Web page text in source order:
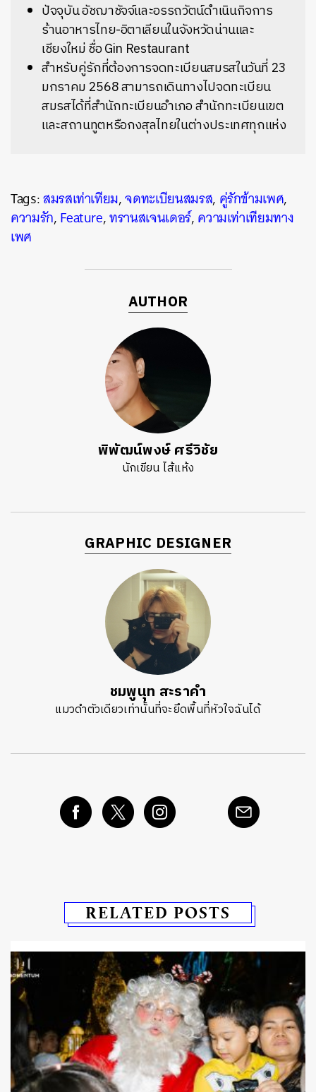
ปัจจุบัน อัชฌาชัจจ์และอรรถวัตน์ดำเนินกิจการ
ร้านอาหารไทย-อิตาเลียนในจังหวัดน่านและ
เชียงใหม่ ชื่อGin Restaurant
สำหรับคู่รักที่ต้องการจดทะเบียนสมรสในวันที่ 23
มกราคม 2568 สามารถเดินทางไปจดทะเบียน
สมรสได้ที่สำนักทะเบียนอำเภอ สำนักทะเบียนเขต
และสถานทูตหรือกงสุลไทยในต่างประเทศทุกแห่ง
Tags:สมรสเท่าเทียม,จดทะเบียนสมรส, คู่รักข้ามเพศ,
ความรัก,Feature,ทรานสเจนเดอร์,ความเท่าเทียมทาง
เพศ
AUTHOR
พิพัฒน์พงษ์ ศรีวิชัย
นักเขียน ไส้แห้ง
GRAPHIC DESIGNER
ชมพูนุท สะราคำ
แมวดำตัวเดียวเท่านั้นที่จะยึดพื้นที่หัวใจฉันได้
RELATED POSTS